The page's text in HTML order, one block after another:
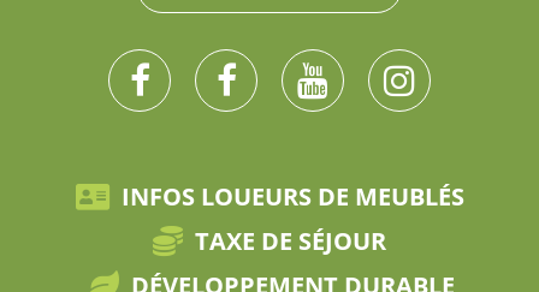
INFOS LOUEURS DE MEUBLÉS
TAXE DE SÉJOUR
DÉVELOPPEMENT DURABLE